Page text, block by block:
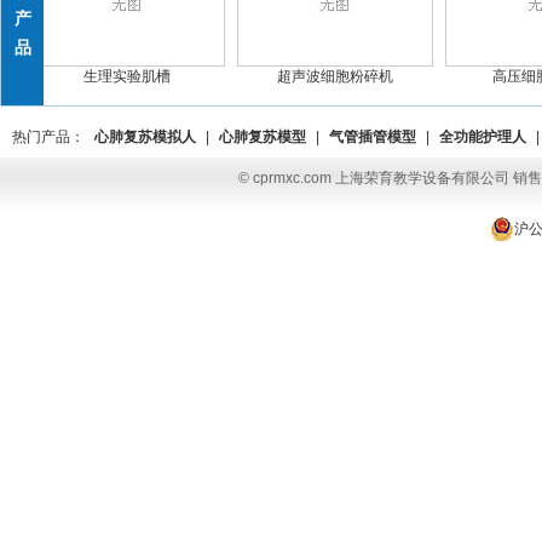
产
品
生理实验肌槽 超声波细胞粉碎机 高压细
热门产品： 心肺复苏模拟人 心肺复苏模型 气管插管模型 全功能护理人
© cprmxc.com 上海荣育教学设备有限公司 销
沪